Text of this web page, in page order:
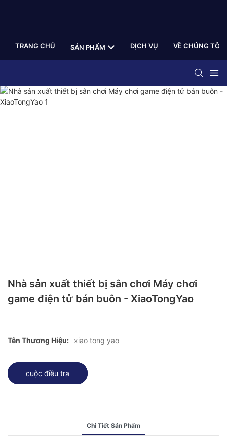
TRANG CHỦ SẢN PHẨM DỊCH VỤ VỀ CHÚNG TÔI
Nhà sản xuất thiết bị sân chơi Máy chơi
game điện tử bán buôn - XiaoTongYao
Tên Thương Hiệu: xiao tong yao
cuộc điều tra
Chi Tiết Sản Phẩm